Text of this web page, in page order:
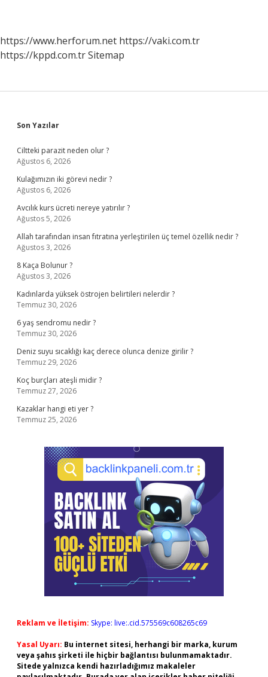
Mi
https://www.herforum.net https://vaki.com.tr
https://kppd.com.trSitemap
Sidebar
Son Yazılar
Ciltteki parazit neden olur ?
Ağustos 6, 2026
Kulağımızın iki görevi nedir ?
Ağustos 6, 2026
Avcılık kurs ücreti nereye yatırılır ?
Ağustos 5, 2026
Allah tarafından insan fıtratına yerleştirilen üç temel özellik nedir ?
Ağustos 3, 2026
8 Kaça Bolunur ?
Ağustos 3, 2026
Kadınlarda yüksek östrojen belirtileri nelerdir ?
Temmuz 30, 2026
6 yaş sendromu nedir ?
Temmuz 30, 2026
Deniz suyu sıcaklığı kaç derece olunca denize girilir ?
Temmuz 29, 2026
Koç burçları ateşli midir ?
Temmuz 27, 2026
Kazaklar hangi eti yer ?
Temmuz 25, 2026
Reklam ve İletişim: Skype: live:.cid.575569c608265c69
Yasal Uyarı: Bu internet sitesi, herhangi bir marka, kurum
veya şahıs şirketi ile hiçbir bağlantısı bulunmamaktadır.
Sitede yalnızca kendi hazırladığımız makaleler